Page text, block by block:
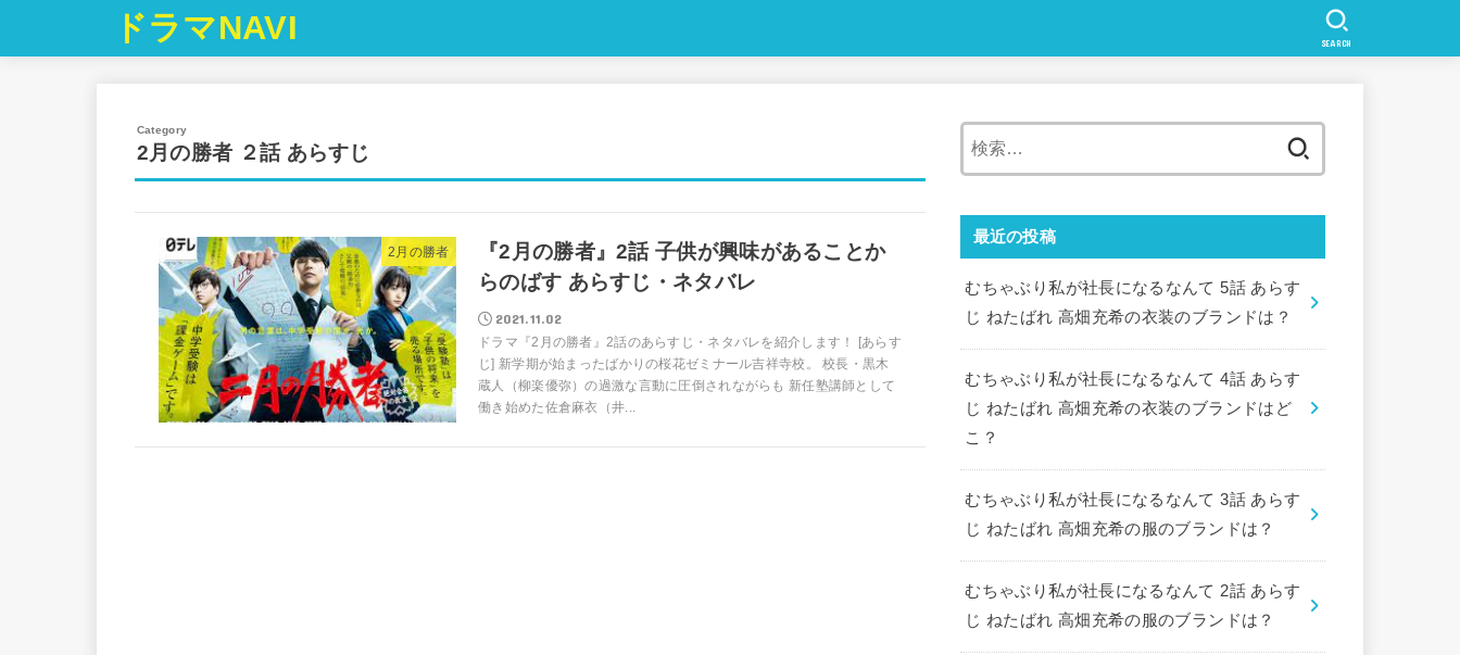
ドラマNAVI SEARCH
2月の勝者 ２話 あらすじ
2月の勝者
『2月の勝者』2話 子供が興味があることか
らのばす あらすじ・ネタバレ
2021.11.02
ドラマ『2月の勝者』2話のあらすじ・ネタバレを紹介します！ [あらす
じ] 新学期が始まったばかりの桜花ゼミナール吉祥寺校。 校長・黒木
蔵人（柳楽優弥）の過激な言動に圧倒されながらも 新任塾講師として
働き始めた佐倉麻衣（井...
最近の投稿
むちゃぶり私が社長になるなんて 5話 あらす
じ ねたばれ 高畑充希の衣装のブランドは？
むちゃぶり私が社長になるなんて 4話 あらす
じ ねたばれ 高畑充希の衣装のブランドはど
こ？
むちゃぶり私が社長になるなんて 3話 あらす
じ ねたばれ 高畑充希の服のブランドは？
むちゃぶり私が社長になるなんて 2話 あらす
じ ねたばれ 高畑充希の服のブランドは？